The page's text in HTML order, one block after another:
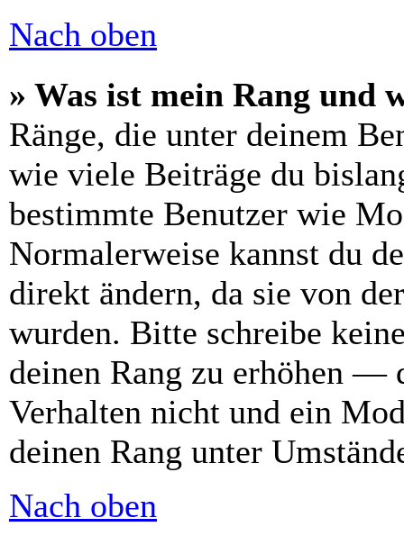
Nach oben
» Was ist mein Rang und
Ränge, die unter deinem
wie viele Beiträge du
bestimmte Benutzer wie
Normalerweise kannst du
direkt ändern, da sie von
wurden. Bitte schreibe
deinen Rang zu erhöhen —
Verhalten nicht und ein
deinen Rang unter
Nach oben